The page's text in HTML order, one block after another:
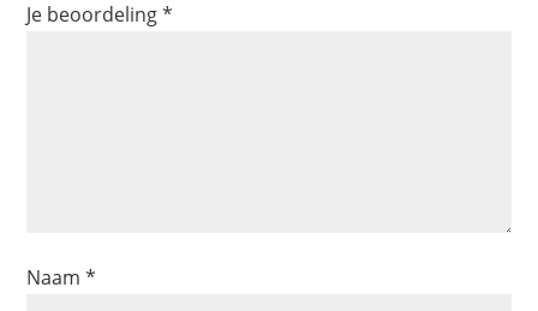
Je beoordeling*
Naam*